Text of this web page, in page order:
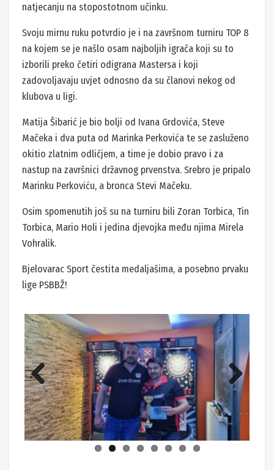
natjecanju na stopostotnom učinku.
Svoju mirnu ruku potvrdio je i na završnom turniru TOP 8
na kojem se je našlo osam najboljih igrača koji su to
izborili preko četiri odigrana Mastersa i koji
zadovoljavaju uvjet odnosno da su članovi nekog od
klubova u ligi.
Matija Šibarić je bio bolji od Ivana Grdovića, Steve
Mačeka i dva puta od Marinka Perkovića te se zasluženo
okitio zlatnim odličjem, a time je dobio pravo i za
nastup na završnici državnog prvenstva. Srebro je pripalo
Marinku Perkoviću, a bronca Stevi Mačeku.
Osim spomenutih još su na turniru bili Zoran Torbica, Tin
Torbica, Mario Holi i jedina djevojka među njima Mirela
Vohralik.
Bjelovarac Sport čestita medaljašima, a posebno prvaku
lige PSBBŽ!
Previ
ous
Next